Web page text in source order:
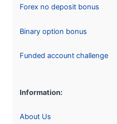
Forex no deposit bonus
Binary option bonus
Funded account challenge
Information:
About Us